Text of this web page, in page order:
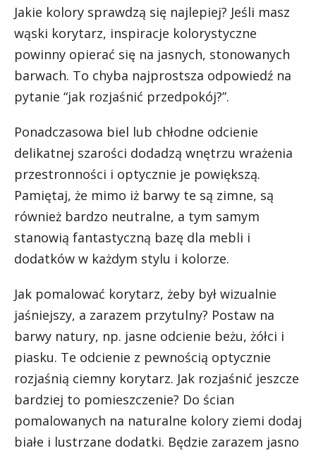
Jakie kolory sprawdzą się najlepiej? Jeśli masz
wąski korytarz, inspiracje kolorystyczne
powinny opierać się na jasnych, stonowanych
barwach. To chyba najprostsza odpowiedź na
pytanie “jak rozjaśnić przedpokój?”.
Ponadczasowa biel lub chłodne odcienie
delikatnej szarości dodadzą wnętrzu wrażenia
przestronności i optycznie je powiększą.
Pamiętaj, że mimo iż barwy te są zimne, są
również bardzo neutralne, a tym samym
stanowią fantastyczną bazę dla mebli i
dodatków w każdym stylu i kolorze.
Jak pomalować korytarz, żeby był wizualnie
jaśniejszy, a zarazem przytulny? Postaw na
barwy natury, np. jasne odcienie beżu, żółci i
piasku. Te odcienie z pewnością optycznie
rozjaśnią ciemny korytarz. Jak rozjaśnić jeszcze
bardziej to pomieszczenie? Do ścian
pomalowanych na naturalne kolory ziemi dodaj
białe i lustrzane dodatki. Będzie zarazem jasno